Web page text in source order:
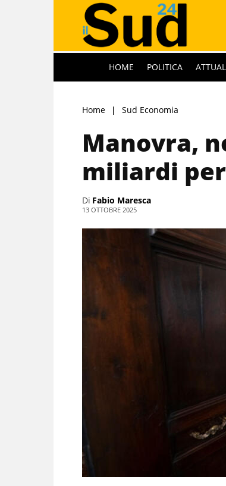
HOME POLITICA
Home Sud Economia
Manovra,
miliardi
Di Fabio Maresca
13 OTTOBRE 2025